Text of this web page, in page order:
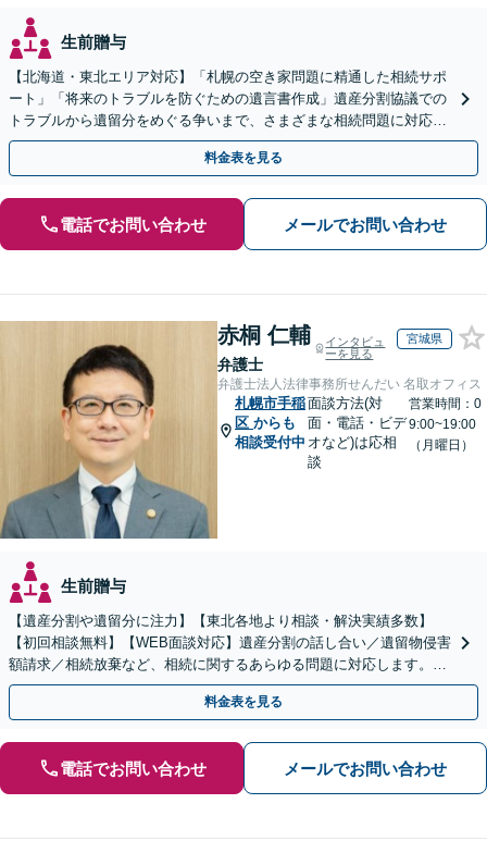
生前贈与
【北海道・東北エリア対応】「札幌の空き家問題に精通した相続サポ
ート」「将来のトラブルを防ぐための遺言書作成」遺産分割協議での
トラブルから遺留分をめぐる争いまで、さまざまな相続問題に対応し
ています「アクセス良好・WEB面談対応で安心の相談」
料金表を見る
電話でお問い合わせ メールでお問い合わせ
赤桐 仁輔
弁護士
インタビュ
ーを見る
宮城県
弁護士法人法律事務所せんだい 名取オフィス
札幌市手稲
区 からも
相談受付中
面談方法(対
面・電話・ビデ
オなど)は応相
談
営業時間：0
9:00~19:00
（月曜日）
生前贈与
【遺産分割や遺留分に注力】【東北各地より相談・解決実績多数】
【初回相談無料】【WEB面談対応】遺産分割の話し合い／遺留物侵害
額請求／相続放棄など、相続に関するあらゆる問題に対応します。ご
事情やご意向を丁寧にお聞きし、有利な解決を目指します
料金表を見る
電話でお問い合わせ メールでお問い合わせ